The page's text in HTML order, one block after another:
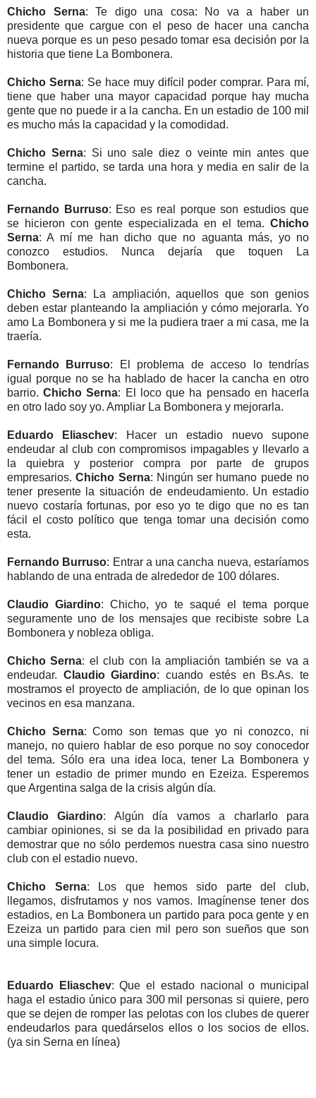
Chicho Serna: Te digo una cosa: No va a haber un
presidente que cargue con el peso de hacer una cancha
nueva porque es un peso pesado tomar esa decisión por la
historia que tiene La Bombonera.
Chicho Serna: Se hace muy difícil poder comprar. Para mí,
tiene que haber una mayor capacidad porque hay mucha
gente que no puede ir a la cancha. En un estadio de 100 mil
es mucho más la capacidad y la comodidad.
Chicho Serna: Si uno sale diez o veinte min antes que
termine el partido, se tarda una hora y media en salir de la
cancha.
Fernando Burruso: Eso es real porque son estudios que
se hicieron con gente especializada en el tema. Chicho
Serna: A mí me han dicho que no aguanta más, yo no
conozco estudios. Nunca dejaría que toquen La
Bombonera.
Chicho Serna: La ampliación, aquellos que son genios
deben estar planteando la ampliación y cómo mejorarla. Yo
amo La Bombonera y si me la pudiera traer a mi casa, me la
traería.
Fernando Burruso: El problema de acceso lo tendrías
igual porque no se ha hablado de hacer la cancha en otro
barrio.Chicho Serna: El loco que ha pensado en hacerla
en otro lado soy yo. Ampliar La Bombonera y mejorarla.
Eduardo Eliaschev: Hacer un estadio nuevo supone
endeudar al club con compromisos impagables y llevarlo a
la quiebra y posterior compra por parte de grupos
empresarios.Chicho Serna: Ningún ser humano puede no
tener presente la situación de endeudamiento. Un estadio
nuevo costaría fortunas, por eso yo te digo que no es tan
fácil el costo político que tenga tomar una decisión como
esta.
Fernando Burruso: Entrar a una cancha nueva, estaríamos
hablando de una entrada de alrededor de 100 dólares.
Claudio Giardino: Chicho, yo te saqué el tema porque
seguramente uno de los mensajes que recibiste sobre La
Bombonera y nobleza obliga.
Chicho Serna: el club con la ampliación también se va a
endeudar. Claudio Giardino: cuando estés en Bs.As. te
mostramos el proyecto de ampliación, de lo que opinan los
vecinos en esa manzana.
Chicho Serna: Como son temas que yo ni conozco, ni
manejo, no quiero hablar de eso porque no soy conocedor
del tema. Sólo era una idea loca, tener La Bombonera y
tener un estadio de primer mundo en Ezeiza. Esperemos
que Argentina salga de la crisis algún día.
Claudio Giardino: Algún día vamos a charlarlo para
cambiar opiniones, si se da la posibilidad en privado para
demostrar que no sólo perdemos nuestra casa sino nuestro
club con el estadio nuevo.
Chicho Serna: Los que hemos sido parte del club,
llegamos, disfrutamos y nos vamos. Imagínense tener dos
estadios, en La Bombonera un partido para poca gente y en
Ezeiza un partido para cien mil pero son sueños que son
una simple locura.
Eduardo Eliaschev: Que el estado nacional o municipal
haga el estadio único para 300 mil personas si quiere, pero
que se dejen de romper las pelotas con los clubes de querer
endeudarlos para quedárselos ellos o los socios de ellos.
(ya sin Serna en línea)